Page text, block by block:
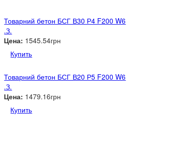
Товарний бетон БСГ В30 Р4 F200 W6
.З.
Цена: 1545.54грн
Купить
Товарний бетон БСГ В20 Р5 F200 W6
.З.
Цена: 1479.16грн
Купить